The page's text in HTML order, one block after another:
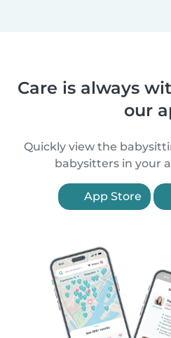
Care is always
our
Quickly view the
babysitters in your
App Store